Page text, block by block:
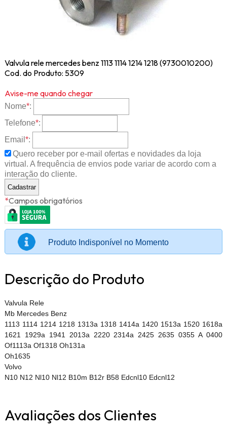
Valvula rele mercedes benz 1113 1114 1214 1218 (9730010200)
Cod. do Produto: 5309
Avise-me quando chegar
Nome*:
Telefone*:
Email *:
Quero receber por e-mail ofertas e novidades da loja
virtual. A frequência de envios pode variar de acordo com a
interação do cliente.
*Campos obrigatórios
Produto Indisponível no Momento
Descrição do Produto
Valvula Rele
Mb Mercedes Benz
1113 1114 1214 1218 1313a 1318 1414a 1420 1513a 1520 1618a
1621 1929a 1941 2013a 2220 2314a 2425 2635 0355 A 0400
Of1113a Of1318 Oh131a
Oh1635
Volvo
N10 N12 Nl10 Nl12 B10m B12r B58 Edcnl10 Edcnl12
Avaliações dos Clientes